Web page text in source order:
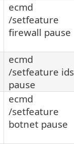
ecmd
/setfeature
firewall pause
ecmd
/setfeature ids
pause
ecmd
/setfeature
botnet pause